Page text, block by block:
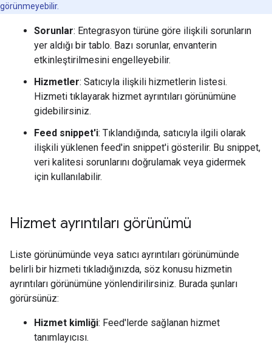
görünmeyebilir.
Sorunlar: Entegrasyon türüne göre ilişkili sorunların
yer aldığı bir tablo. Bazı sorunlar, envanterin
etkinleştirilmesini engelleyebilir.
Hizmetler: Satıcıyla ilişkili hizmetlerin listesi.
Hizmeti tıklayarak hizmet ayrıntıları görünümüne
gidebilirsiniz.
Feed snippet'i: Tıklandığında, satıcıyla ilgili olarak
ilişkili yüklenen feed'in snippet'i gösterilir. Bu snippet,
veri kalitesi sorunlarını doğrulamak veya gidermek
için kullanılabilir.
Hizmet ayrıntıları görünümü
Liste görünümünde veya satıcı ayrıntıları görünümünde
belirli bir hizmeti tıkladığınızda, söz konusu hizmetin
ayrıntıları görünümüne yönlendirilirsiniz. Burada şunları
görürsünüz:
Hizmet kimliği: Feed'lerde sağlanan hizmet
tanımlayıcısı.